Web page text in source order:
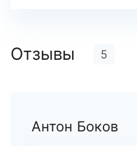
Отзывы 5
Антон Боков